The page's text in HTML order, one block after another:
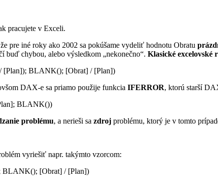
pracujete v Exceli.
pre iné roky ako 2002 sa pokúšame vydeliť hodnotu Obratu
chybou, alebo výsledkom „nekonečno“. Klasické excelovské
[Plan]); BLANK(); [Obrat] / [Plan])
DAX-e sa priamo použije funkcia IFERROR, ktorú starší
BLANK())
problému, a nerieši sa zdroj problému, ktorý je v tomto
vyriešiť napr. takýmto vzorcom:
BLANK(); [Obrat] / [Plan])